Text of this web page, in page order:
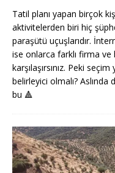
Tatil planı yapan birçok
aktivitelerden biri hiç
paraşütü uçuşlarıdır.
ise onlarca farklı firma ve
karşılaşırsınız. Peki
belirleyici olmalı?
bu 🔺